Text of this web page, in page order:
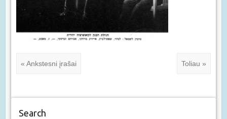
« Ankstesni įrašai Toliau »
Search